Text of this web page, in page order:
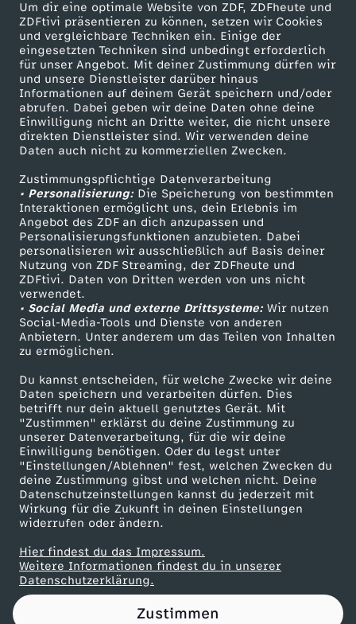
Um dir eine optimale Website von ZDF, ZDFheute und
ZDFtivi präsentieren zu können, setzen wir Cookies
und vergleichbare Techniken ein. Einige der
eingesetzten Techniken sind unbedingt erforderlich
für unser Angebot. Mit deiner Zustimmung dürfen wir
und unsere Dienstleister darüber hinaus
Informationen auf deinem Gerät speichern und/oder
abrufen. Dabei geben wir deine Daten ohne deine
Einwilligung nicht an Dritte weiter, die nicht unsere
direkten Dienstleister sind. Wir verwenden deine
Daten auch nicht zu kommerziellen Zwecken.
Zustimmungspflichtige Datenverarbeitung
• Personalisierung:Die Speicherung von bestimmten
Interaktionen ermöglicht uns, dein Erlebnis im
Angebot des ZDF an dich anzupassen und
Personalisierungsfunktionen anzubieten. Dabei
personalisieren wir ausschließlich auf Basis deiner
Nutzung von ZDF Streaming, der ZDFheute und
ZDFtivi. Daten von Dritten werden von uns nicht
verwendet.
• Social Media und externe Drittsysteme:Wir nutzen
Social-Media-Tools und Dienste von anderen
Anbietern. Unter anderem um das Teilen von Inhalten
zu ermöglichen.
Du kannst entscheiden, für welche Zwecke wir deine
Daten speichern und verarbeiten dürfen. Dies
betrifft nur dein aktuell genutztes Gerät. Mit
"Zustimmen" erklärst du deine Zustimmung zu
unserer Datenverarbeitung, für die wir deine
Einwilligung benötigen. Oder du legst unter
"Einstellungen/Ablehnen" fest, welchen Zwecken du
deine Zustimmung gibst und welchen nicht. Deine
Datenschutzeinstellungen kannst du jederzeit mit
Wirkung für die Zukunft in deinen Einstellungen
widerrufen oder ändern.
Hier findest du das Impressum.
Weitere Informationen findest du in unserer
Datenschutzerklärung.
Zustimmen
-
B
a
b
o
u
i
s
t
s
a
u
e
r
Mehr ZDF
ZDF-Apps
Smart TV
ZDFtext
Livestreams
Sendungen A-Z
TV-Programm
Service
ZDFmitreden
Kontakt zum ZDF
Tickets
Zuschauerservice
Hilfe
ZDF Unternehmen
Karriere
ZDF goes Schule
Werbefernsehen
Mainzelmännchen
Partner